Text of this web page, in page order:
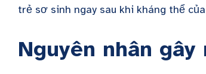
trẻ sơ sinh ngay sau khi kháng thể
Nguyên nhân gây